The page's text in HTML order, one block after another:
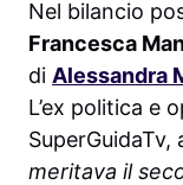
Nel bilancio
Francesca
di Alessandra
L’ex politica e
SuperGuidaTv,
meritava il